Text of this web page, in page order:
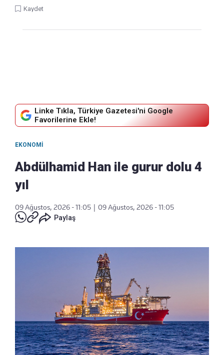
Kaydet
Linke Tıkla, Türkiye Gazetesi'ni Google
Favorilerine Ekle!
EKONOMI
Abdülhamid Han ile gurur dolu 4
yıl
09 Ağustos, 2026 - 11:05
09 Ağustos, 2026 - 11:05
Paylaş